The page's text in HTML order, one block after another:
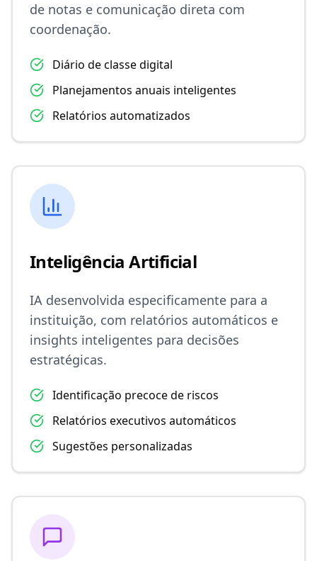
de notas e comunicação direta com
coordenação.
Diário de classe digital
Planejamentos anuais inteligentes
Relatórios automatizados
Inteligência Artificial
IA desenvolvida especificamente para a
instituição, com relatórios automáticos e
insights inteligentes para decisões
estratégicas.
Identificação precoce de riscos
Relatórios executivos automáticos
Sugestões personalizadas